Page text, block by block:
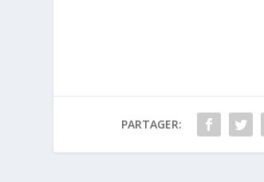
PARTAGER: